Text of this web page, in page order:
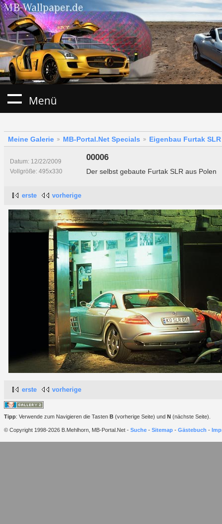
Menü
Meine Galerie MB-Portal.Net Specials Eigenbau Furtak SLR
Datum: 12/22/2009
Vollgröße: 495x330
00006
Der selbst gebaute Furtak SLR aus Polen
erste vorherige
erste vorherige
Tipp: Verwende zum Navigieren die Tasten B (vorherige Seite) und N (nächste Seite).
© Copyright 1998-2026 B.Mehlhorn, MB-Portal.Net - Suche - Sitemap - Gästebuch -